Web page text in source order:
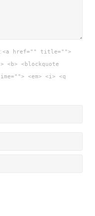
<a href="" title="">
<blockquote
<em> <i> <q